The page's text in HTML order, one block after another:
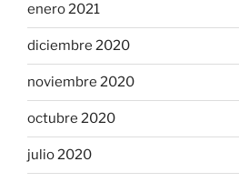
enero 2021
diciembre 2020
noviembre 2020
octubre 2020
julio 2020